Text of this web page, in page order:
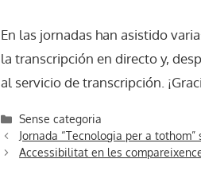
En las jornadas han asistido
la transcripción en directo y,
al servicio de transcripción.
Categories
Sense categoria
Jornada “Tecnologia per a
Accessibilitat en les